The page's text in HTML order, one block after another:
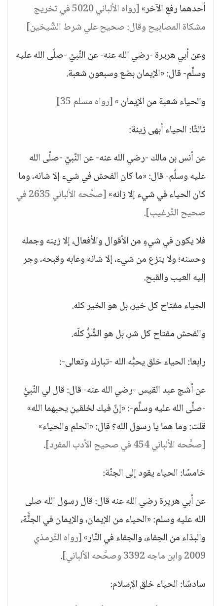
أحدهما رفع الآخر»
[رواه الألباني 5020 في تخريج
مشكاة المصابيح وقال: صحيح علي شرط الشَّيخين]
وعن أبي هريرة -رضي الله عنه- عن النَّبيِّ -صلَّى الله عليه
وسلَّم- قال: «الإيمان بضع وسبعون شعبة.
والحياء شعبة من الإيمان »[رواه مسلم 35]
ثالثًا: الحياء أبهى زينة:
عن أنس بن مالك -رضي الله عنه- عن النَّبيِّ -صلَّى الله
عليه وسلَّم- قال: «ما كان الفحش في شيء إلا شانه، وما
كان الحياء في شيء إلا زانه»
[صحَّحه الألباني 2635 في
صحيح التَّرغيب].
فلا يكون في شيءٍ من الأقوال والأفعال، إلا زينه وجمله
وحسنه؛ ولا ينزع من شيء، إلا شانه وعابه وقبحه، وجر
إليه العيب والقبح.
الحياء مفتاح كل خير، بل هو الخير كله.
والفحش مفتاح كل شر، بل هو الشَّرُّ كلّه.
رابعا: الحياء خلق يحبُّه الله -تبارك وتعالى-:
عن أشج عبد القيس -رضي الله عنه- قال: قال لي النَّبيُّ
-صلَّى الله عليه وسلَّم-: «إنَّ فيك لخلقين يحبهما الله»
قلت: وما هما يا رسول الله؟ قال: «الحلم والحياء»
[صحَّحه الألباني 454 في صحيح الأدب المفرد]
.
خامسًا: الحياء يقود إلى الجنَّة:
عن أبي هريرة رضي الله عنه قال: قال رسول الله صلى
الله عليه وسلم: «الحياء من الإيمان، والإيمان في الجنَََّة،
والبذاء من الجفاء، والجفاء في النَّار»[رواه التِّرمذي
2009 وابن ماجه 3392 وصحَّحه الألباني]
.
سادسًا: الحياء خلق الإسلام: